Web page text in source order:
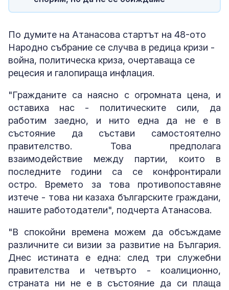
По думите на Атанасова стартът на 48-ото
Народно събрание се случва в редица кризи -
война, политическа криза, очертаваща се
рецесия и галопираща инфлация.
"Гражданите са наясно с огромната цена, и
оставиха нас - политическите сили, да
работим заедно, и нито една да не е в
състояние да състави самостоятелно
правителство. Това предполага
взаимодействие между партии, които в
последните години са се конфронтирали
остро. Времето за това противопоставяне
изтече - това ни казаха българските граждани,
нашите работодатели", подчерта Атанасова.
"В спокойни времена можем да обсъждаме
различните си визии за развитие на България.
Днес истината е една: след три служебни
правителства и четвърто - коалиционно,
страната ни не е в състояние да си плаща